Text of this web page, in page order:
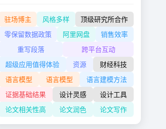
驻场博主 风格多样
顶级研究所合作
零保留数据政策
阿里网盘
销售效率
重写段落
跨平台互动
超级应用值得体验
资源
财经科技
语言模型
语言模型
语言建模方法
证据基础结果
设计灵感
设计工具
论文相关性高
论文润色 论文写作